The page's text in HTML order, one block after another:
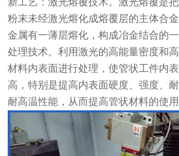
新工艺：激光熔覆技术。激光熔覆是
粉末未经激光熔化成熔覆层的主体合
金属有一薄层熔化，构成冶金结合的
处理技术。利用激光的高能量密度和
材料内表面进行处理，使管状工件内
高，特别是提高内表面硬度、强度、
耐高温性能，从而提高管状材料的使用